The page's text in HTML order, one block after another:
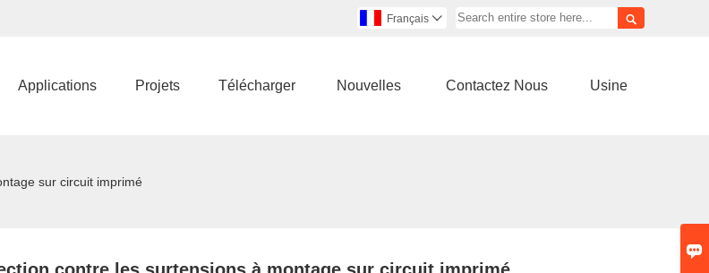


Français 
Applications Projets Télécharger Nouvelles Contactez Nous Usine
sur circuit imprimé
contre les surtensions à montage sur circuit imprimé